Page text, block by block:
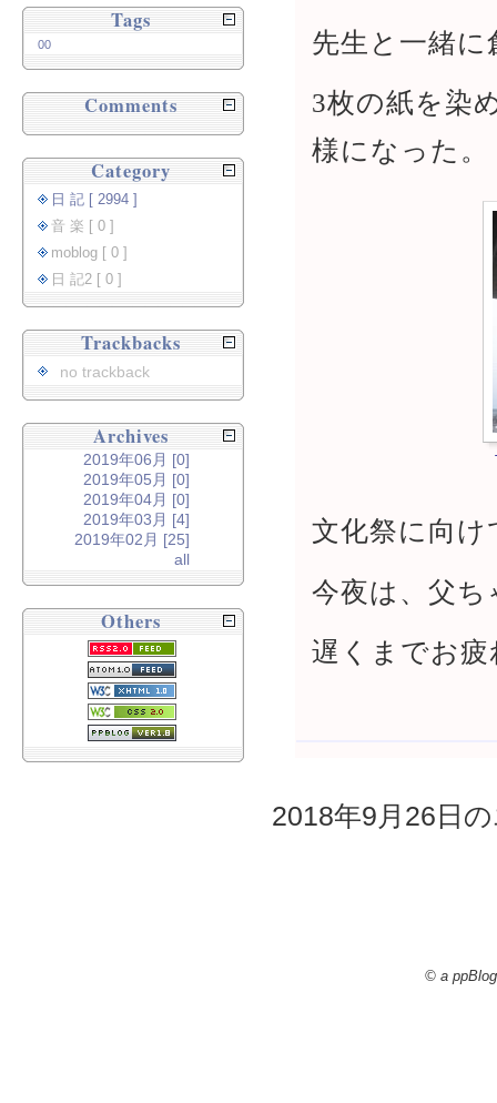
先生と一緒
3枚の紙を染
様になった。
文化祭に向
今夜は、父
遅くまでお
2018年9月26日
Tags
00
Comments
Category
日 記 [ 2994 ]
音 楽 [ 0 ]
moblog [ 0 ]
日 記2 [ 0 ]
Trackbacks
no trackback
Archives
2019年06月 [0]
2019年05月 [0]
2019年04月 [0]
2019年03月 [4]
2019年02月 [25]
all
Others
© a